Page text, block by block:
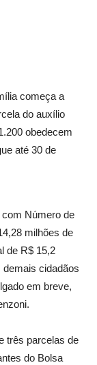
começa a
do auxílio
obedecem
até 30 de
Número de
milhões de
de R$ 15,2
demais cidadãos
em breve,
três parcelas de
do Bolsa